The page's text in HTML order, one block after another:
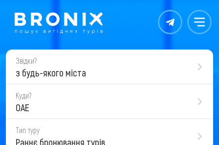
Контакты Меню
Звідки?
з будь-якого міста
Куди?
ОАЕ
Тип туру
Раннє бронювання турів